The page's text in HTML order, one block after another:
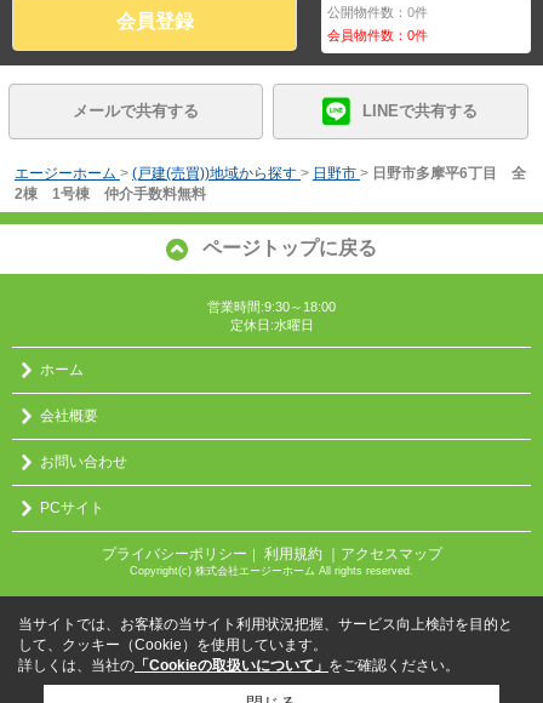
会員登録 公開物件数：0件
会員物件数：0件
メールで共有する LINEで共有する
エージーホーム > (戸建(売買))地域から探す > 日野市 > 日野市多摩平6丁目 全
2棟 1号棟 仲介手数料無料
ページトップに戻る
営業時間:9:30～18:00
定休日:水曜日
ホーム
会社概要
お問い合わせ
PCサイト
プライバシーポリシー ｜ 利用規約 ｜アクセスマップ
Copyright(c) 株式会社エージーホーム All rights reserved.
当サイトでは、お客様の当サイト利用状況把握、サービス向上検討を目的と
して、クッキー（Cookie）を使用しています。
詳しくは、当社の 「Cookieの取扱いについて」 をご確認ください。